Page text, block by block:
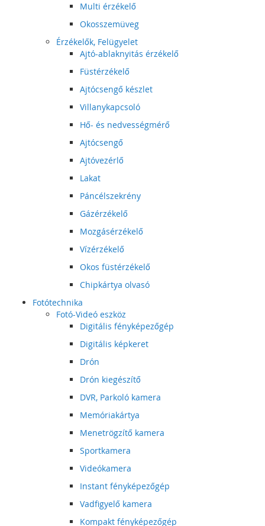
Multi érzékelő
Okosszemüveg
Érzékelők, Felügyelet
Ajtó-ablaknyitás érzékelő
Füstérzékelő
Ajtócsengő készlet
Villanykapcsoló
Hő- és nedvességmérő
Ajtócsengő
Ajtóvezérlő
Lakat
Páncélszekrény
Gázérzékelő
Mozgásérzékelő
Vízérzékelő
Okos füstérzékelő
Chipkártya olvasó
Fotótechnika
Fotó-Videó eszköz
Digitális fényképezőgép
Digitális képkeret
Drón
Drón kiegészítő
DVR, Parkoló kamera
Memóriakártya
Menetrögzítő kamera
Sportkamera
Videókamera
Instant fényképezőgép
Vadfigyelő kamera
Kompakt fényképezőgép